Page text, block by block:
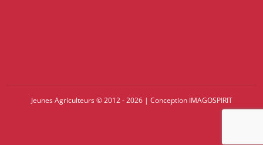
Jeunes Agriculteurs © 2012 - 2026 | Conception IMAGOSPIRIT